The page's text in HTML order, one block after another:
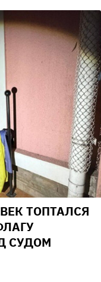
ТОПТАЛСЯ
СУДОМ